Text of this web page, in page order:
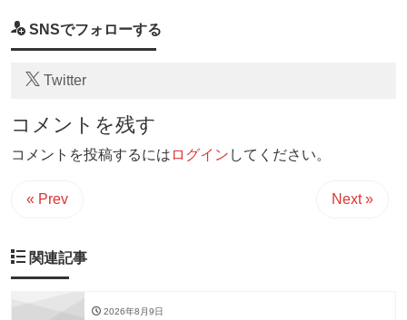
SNSでフォローする
Twitter
コメントを残す
コメントを投稿するには ログイン してください。
« Prev Next »
関連記事
2026年8月9日